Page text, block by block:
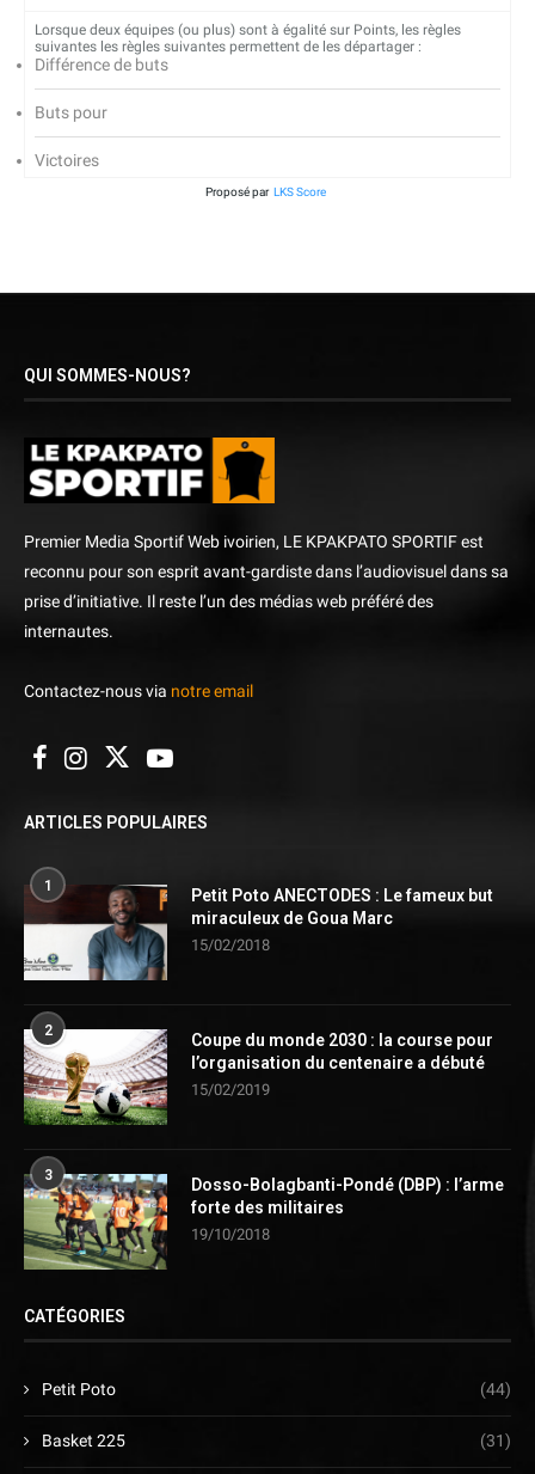
Lorsque deux équipes (ou plus) sont à égalité sur Points, les règles
suivantes les règles suivantes permettent de les départager :
Différence de buts
Buts pour
Victoires
Proposé par LKS Score
QUI SOMMES-NOUS?
Premier Media Sportif Web ivoirien, LE KPAKPATO SPORTIF est
reconnu pour son esprit avant-gardiste dans l’audiovisuel dans sa
prise d’initiative. Il reste l’un des médias web préféré des
internautes.
Contactez-nous via notre email
ARTICLES POPULAIRES
1
Petit Poto ANECTODES : Le fameux but
miraculeux de Goua Marc
15/02/2018
2
Coupe du monde 2030 : la course pour
l’organisation du centenaire a débuté
15/02/2019
3
Dosso-Bolagbanti-Pondé (DBP) : l’arme
forte des militaires
19/10/2018
CATÉGORIES
Petit Poto (44)
Basket 225 (31)